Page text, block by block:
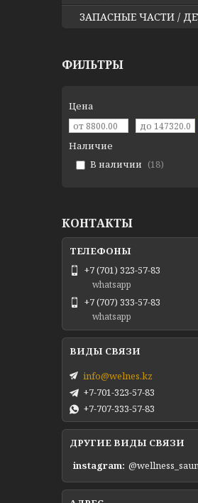
Теплый
ЗАПАСНЫЕ ЧАСТИ /
ФИЛЬТРЫ
Цена
Наличие
В наличии
18
КОНТАКТЫ
+7 (701) 323-57-83
whatsapp
+7 (707) 333-57-83
whatsapp
info@welnes.kz
+7-701-323-57-83
+7-707-333-57-83
ДРУГИЕ ВИДЫ СВЯЗИ
instagram